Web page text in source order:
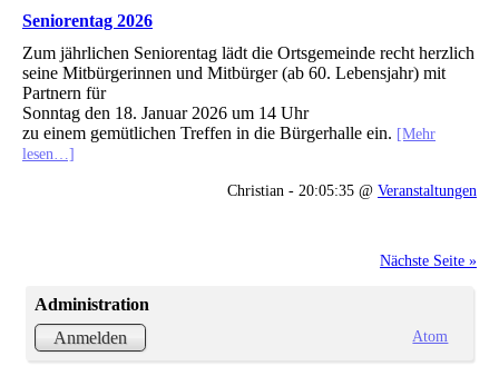
Seniorentag 2026
Zum jährlichen Seniorentag lädt die Ortsgemeinde recht herzlich
seine Mitbürgerinnen und Mitbürger (ab 60. Lebensjahr) mit
Partnern für
Sonntag den 18. Januar 2026 um 14 Uhr
zu einem gemütlichen Treffen in die Bürgerhalle ein. [Mehr
lesen…]
Christian - 20:05:35 @ Veranstaltungen
Nächste Seite »
Administration
Anmelden
Atom